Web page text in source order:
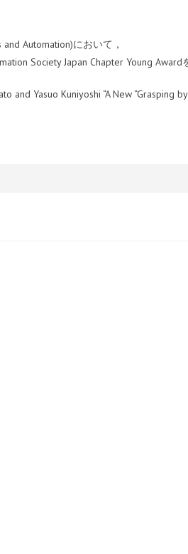
Automation)において，
Society Japan Chapter Young Award
and Yasuo Kuniyoshi “A New “Grasping